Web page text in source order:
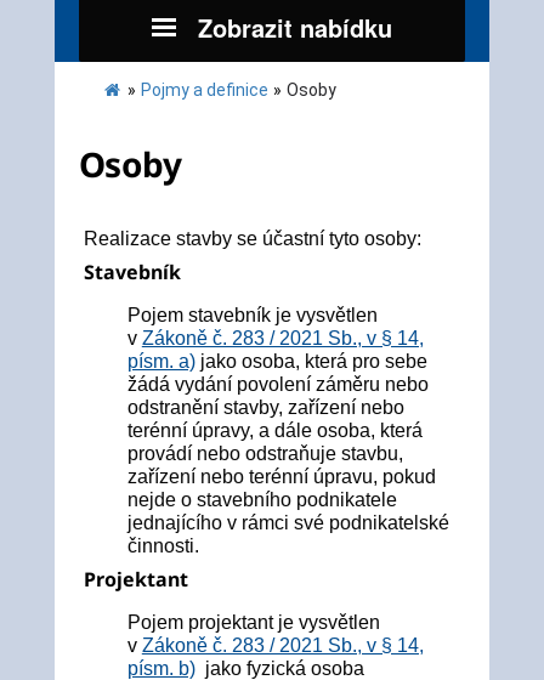
Zobrazit nabídku
» Pojmy a definice » Osoby
Osoby
Realizace stavby se účastní tyto osoby:
Stavebník
Pojem stavebník je vysvětlen
v Zákoně č. 283 / 2021 Sb., v § 14,
písm. a)jako osoba, která pro sebe
žádá vydání povolení záměru nebo
odstranění stavby, zařízení nebo
terénní úpravy, a dále osoba, která
provádí nebo odstraňuje stavbu,
zařízení nebo terénní úpravu, pokud
nejde o stavebního podnikatele
jednajícího v rámci své podnikatelské
činnosti.
Projektant
Pojem projektant je vysvětlen
v Zákoně č. 283 / 2021 Sb., v § 14,
písm. b)jako fyzická osoba